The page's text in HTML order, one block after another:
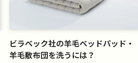
ビラベック社の羊毛ベッドパッド・
羊毛敷布団を洗うには？